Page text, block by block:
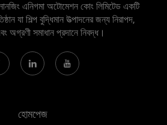
এনিগমা অটোমেশন কোং লিমিটেড একটি
যা শিল্প বুদ্ধিমান উত্পাদনের জন্য নিরাপদ,
অগ্রণী সমাধান প্রদানে নিবদ্ধ।
হোমপেজ